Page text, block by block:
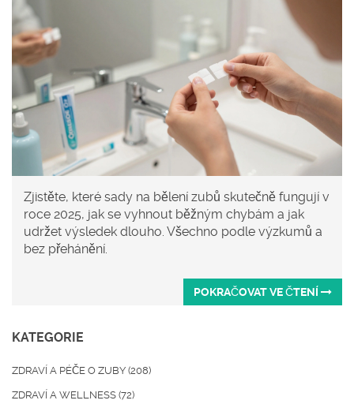
Zjistěte, které sady na bělení zubů skutečně fungují v
roce 2025, jak se vyhnout běžným chybám a jak
udržet výsledek dlouho. Všechno podle výzkumů a
bez přehánění.
POKRAČOVAT VE ČTENÍ
KATEGORIE
ZDRAVÍ A PÉČE O ZUBY (208)
ZDRAVÍ A WELLNESS (72)